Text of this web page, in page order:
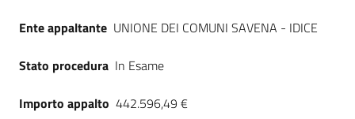
Ente appaltante UNIONE DEI COMUNI SAVENA - IDICE
Stato procedura In Esame
Importo appalto 442.596,49 €